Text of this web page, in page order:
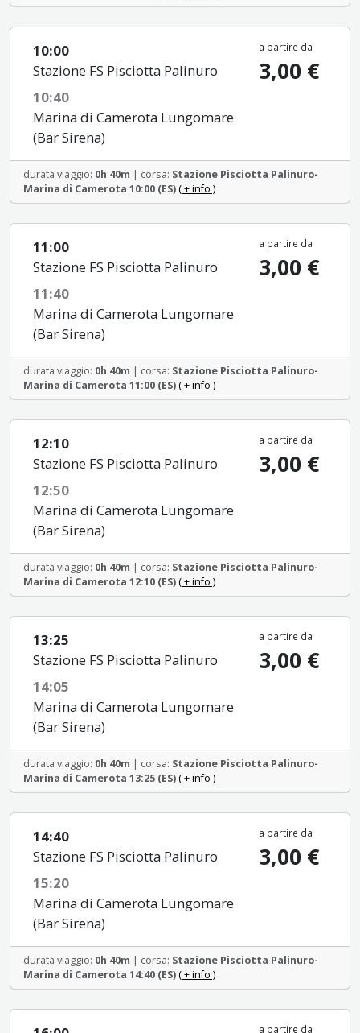
10:00
Stazione FS Pisciotta Palinuro
10:40
Marina di Camerota Lungomare
(Bar Sirena)
a partire da
3,00 €
durata viaggio: 0h 40m | corsa: Stazione Pisciotta Palinuro-
Marina di Camerota 10:00 (ES)( + info )
11:00
Stazione FS Pisciotta Palinuro
11:40
Marina di Camerota Lungomare
(Bar Sirena)
a partire da
3,00 €
durata viaggio: 0h 40m | corsa: Stazione Pisciotta Palinuro-
Marina di Camerota 11:00 (ES)( + info )
12:10
Stazione FS Pisciotta Palinuro
12:50
Marina di Camerota Lungomare
(Bar Sirena)
a partire da
3,00 €
durata viaggio: 0h 40m | corsa: Stazione Pisciotta Palinuro-
Marina di Camerota 12:10 (ES)( + info )
13:25
Stazione FS Pisciotta Palinuro
14:05
Marina di Camerota Lungomare
(Bar Sirena)
a partire da
3,00 €
durata viaggio: 0h 40m | corsa: Stazione Pisciotta Palinuro-
Marina di Camerota 13:25 (ES)( + info )
14:40
Stazione FS Pisciotta Palinuro
15:20
Marina di Camerota Lungomare
(Bar Sirena)
a partire da
3,00 €
durata viaggio: 0h 40m | corsa: Stazione Pisciotta Palinuro-
Marina di Camerota 14:40 (ES)( + info )
a partire da